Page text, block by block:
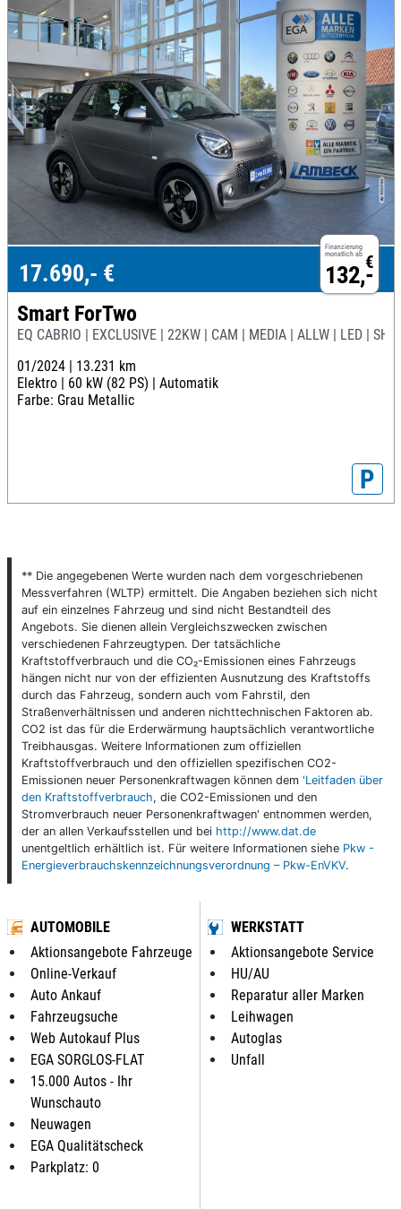
Finanzierung
monatlich ab €
132,-
17.690,- €
Smart ForTwo
EQ CABRIO | EXCLUSIVE | 22KW | CAM | MEDIA | ALLW | LED | SHZ
01/2024 | 13.231 km
Elektro | 60 kW (82 PS) | Automatik
Farbe: Grau Metallic
P
** Die angegebenen Werte wurden nach dem vorgeschriebenen
Messverfahren (WLTP) ermittelt. Die Angaben beziehen sich nicht
auf ein einzelnes Fahrzeug und sind nicht Bestandteil des
Angebots. Sie dienen allein Vergleichszwecken zwischen
verschiedenen Fahrzeugtypen. Der tatsächliche
Kraftstoffverbrauch und die CO₂-Emissionen eines Fahrzeugs
hängen nicht nur von der effizienten Ausnutzung des Kraftstoffs
durch das Fahrzeug, sondern auch vom Fahrstil, den
Straßenverhältnissen und anderen nichttechnischen Faktoren ab.
CO2 ist das für die Erderwärmung hauptsächlich verantwortliche
Treibhausgas. Weitere Informationen zum offiziellen
Kraftstoffverbrauch und den offiziellen spezifischen CO2-
Emissionen neuer Personenkraftwagen können dem 'Leitfaden über
den Kraftstoffverbrauch, die CO2-Emissionen und den
Stromverbrauch neuer Personenkraftwagen' entnommen werden,
der an allen Verkaufsstellen und bei http://www.dat.de
unentgeltlich erhältlich ist. Für weitere Informationen siehe Pkw -
Energieverbrauchskennzeichnungsverordnung – Pkw-EnVKV.
AUTOMOBILE
Aktionsangebote Fahrzeuge
Online-Verkauf
Auto Ankauf
Fahrzeugsuche
Web Autokauf Plus
EGA SORGLOS-FLAT
15.000 Autos - Ihr
Wunschauto
Neuwagen
EGA Qualitätscheck
Parkplatz: 0
WERKSTATT
Aktionsangebote Service
HU/AU
Reparatur aller Marken
Leihwagen
Autoglas
Unfall